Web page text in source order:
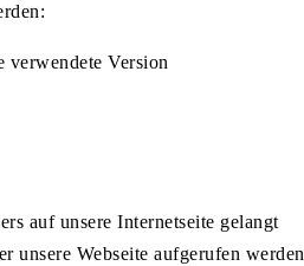
Version
auf unsere Internetseite gelangt
unsere Webseite aufgerufen werden